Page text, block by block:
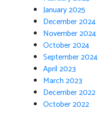
January 2025
December 2024
November 2024
October 2024
September 2024
April 2023
March 2023
December 2022
October 2022